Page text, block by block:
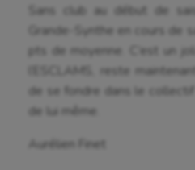
Golf
Gymnastique
Sans club au début de
Grande-Synthe en cours de
pts de moyenne. C’est un
l’ESCLAMS, reste
de se fondre dans le
de lui même.
Aurélien Finet